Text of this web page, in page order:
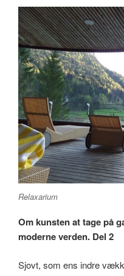
Relaxarium
Om kunsten at tage på
moderne verden. Del 2
Sjovt, som ens indre